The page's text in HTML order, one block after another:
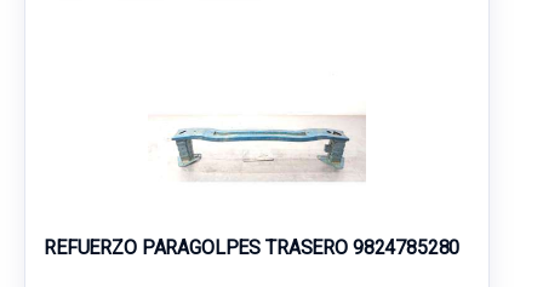
REFUERZO PARAGOLPES TRASERO 9824785280